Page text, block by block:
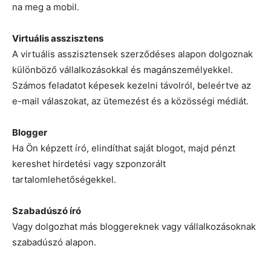
na meg a mobil.
Virtuális asszisztens
A virtuális asszisztensek szerződéses alapon dolgoznak
különböző vállalkozásokkal és magánszemélyekkel.
Számos feladatot képesek kezelni távolról, beleértve az
e-mail válaszokat, az ütemezést és a közösségi médiát.
Blogger
Ha Ön képzett író, elindíthat saját blogot, majd pénzt
kereshet hirdetési vagy szponzorált
tartalomlehetőségekkel.
Szabadúszó író
Vagy dolgozhat más bloggereknek vagy vállalkozásoknak
szabadúszó alapon.